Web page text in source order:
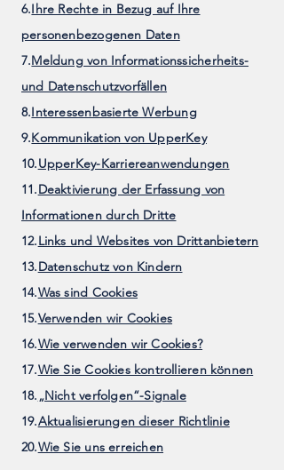
6.Ihre Rechte in Bezug auf Ihre
personenbezogenen Daten
7.Meldung von Informationssicherheits-
und Datenschutzvorfällen
8.Interessenbasierte Werbung
9.Kommunikation von UpperKey
10.UpperKey-Karriereanwendungen
11.Deaktivierung der Erfassung von
Informationen durch Dritte
12.Links und Websites von Drittanbietern
13.Datenschutz von Kindern
14.Was sind Cookies
15.Verwenden wir Cookies
16.Wie verwenden wir Cookies?
17.Wie Sie Cookies kontrollieren können
18. „Nicht verfolgen“-Signale
19.Aktualisierungen dieser Richtlinie
20.Wie Sie uns erreichen